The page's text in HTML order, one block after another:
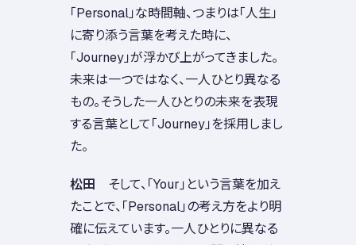
「Personal」な時間軸、つまりは「人生」
に寄り添う言葉を考えた時に、
「Journey」が浮かび上がってきました。
未来は一つではなく、一人ひとり異なる
もの。そうした一人ひとりの未来を表現
する言葉として「Journey」を採用しまし
た。
松田 そして、「Your」という言葉を加え
たことで、「Personal」の考え方をより明
確に伝えています。一人ひとりに異なる